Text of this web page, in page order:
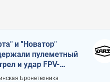
и "Новатор"
пулеметный
и удар FPV-
сохранив жизнь
Бронетехника